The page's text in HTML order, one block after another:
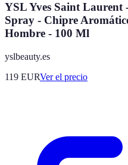
YSL Yves Saint Laurent
Spray - Chipre
Hombre - 100 Ml
yslbeauty.es
119 EURVer el precio